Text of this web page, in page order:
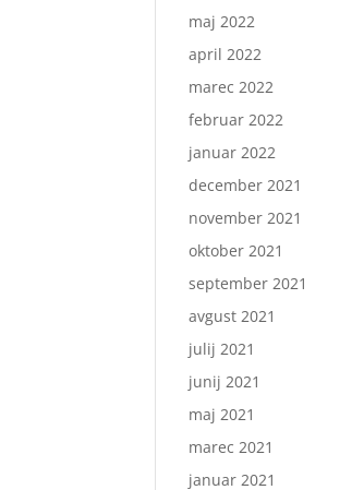
maj 2022
april 2022
marec 2022
februar 2022
januar 2022
december 2021
november 2021
oktober 2021
september 2021
avgust 2021
julij 2021
junij 2021
maj 2021
marec 2021
januar 2021